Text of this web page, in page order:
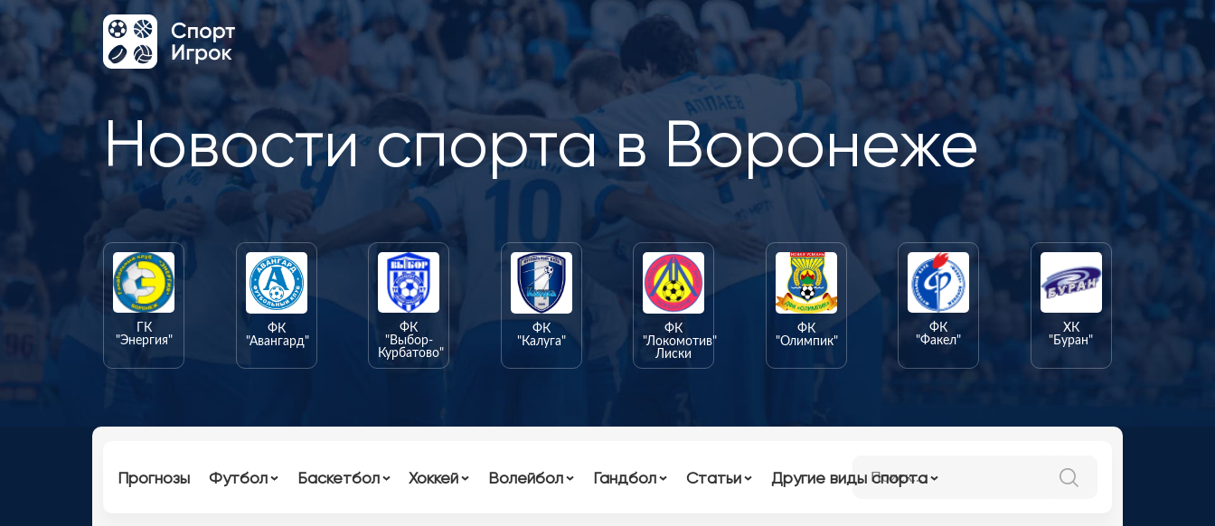
Новости спорта в Воронеже
ГК
"Энергия"
ФК
"Авангард"
ФК
"Выбор-
Курбатово"
ФК
"Калуга"
ФК
"Локомотив"
Лиски
ФК
"Олимпик"
ФК
"Факел"
ХК
"Буран"
Прогнозы Футбол Баскетбол Хоккей Волейбол Гандбол Статьи Другие виды спорта